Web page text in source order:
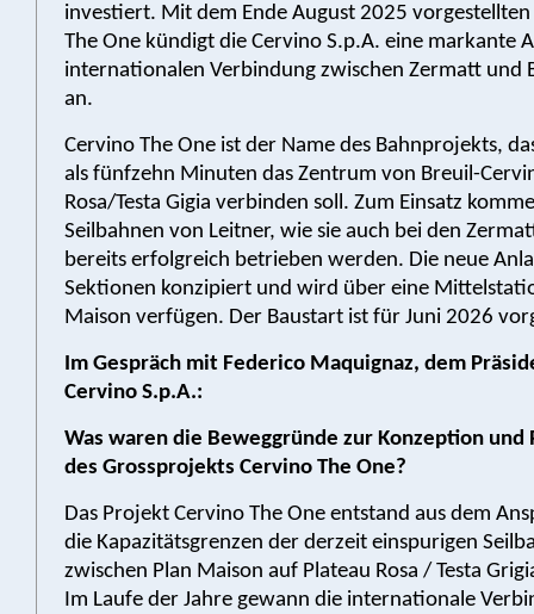
investiert. Mit dem Ende August 2025
The One kündigt die Cervino S.p.A. eine markante
internationalen Verbindung zwischen Zermatt und
an.
Cervino The One ist der Name des Bahnprojekts,
als fünfzehn Minuten das Zentrum von Breuil-
Rosa/Testa Gigia verbinden soll. Zum Einsatz
Seilbahnen von Leitner, wie sie auch bei den
bereits erfolgreich betrieben werden. Die neue
Sektionen konzipiert und wird über eine
Maison verfügen. Der Baustart ist für Juni 2026
Im Gespräch mit Federico Maquignaz, dem
Cervino S.p.A.:
Was waren die Beweggründe zur Konzeption und
des Grossprojekts Cervino The One?
Das Projekt Cervino The One entstand aus dem
die Kapazitätsgrenzen der derzeit einspurigen
zwischen Plan Maison auf Plateau Rosa / Testa
Im Laufe der Jahre gewann die internationale